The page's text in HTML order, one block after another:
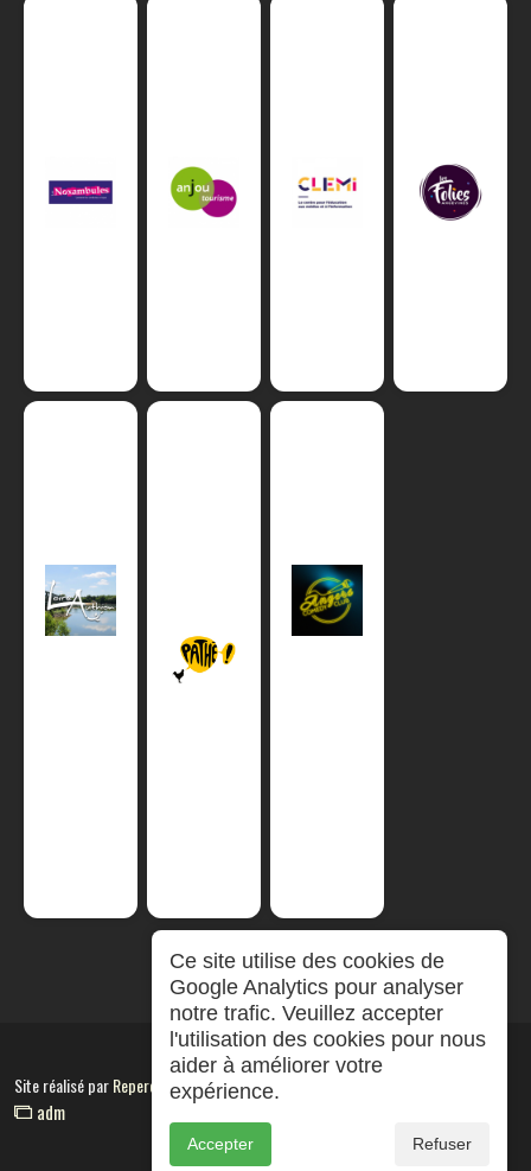
Site réalisé parRepereCom
adm
Ce site utilise des cookies de
Google Analytics pour analyser
notre trafic. Veuillez accepter
l'utilisation des cookies pour nous
aider à améliorer votre
expérience.
Accepter Refuser